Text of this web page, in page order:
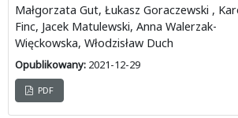
Małgorzata Gut, Łukasz Goraczewski ,
Finc, Jacek Matulewski, Anna Walerzak-
Więckowska, Włodzisław Duch
Opublikowany: 2021-12-29
PDF